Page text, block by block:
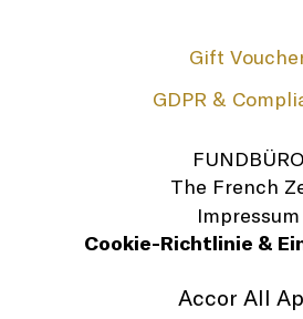
Gift
GDPR &
FUNDBÜRO
The French
Impressum
Cookie-Richtlinie &
Accor All